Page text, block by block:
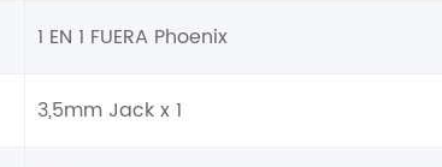
1 EN 1 FUERA Phoenix
3,5mm Jack x 1